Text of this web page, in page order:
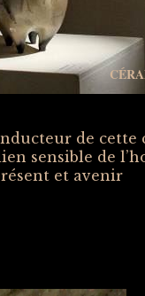
de cette
sensible de
et avenir